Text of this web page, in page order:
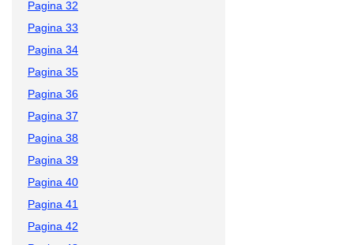
Pagina 32
Pagina 33
Pagina 34
Pagina 35
Pagina 36
Pagina 37
Pagina 38
Pagina 39
Pagina 40
Pagina 41
Pagina 42